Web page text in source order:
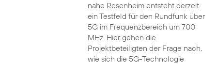
nahe Rosenheim entsteht derzeit
ein Testfeld für den Rundfunk über
5G im Frequenzbereich um 700
MHz. Hier gehen die
Projektbeteiligten der Frage nach,
wie sich die 5G-Technologie